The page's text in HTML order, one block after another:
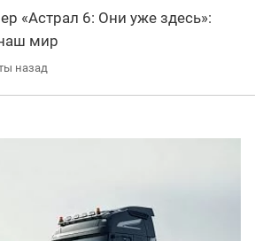
«Астрал 6: Они уже здесь»:
мир
назад